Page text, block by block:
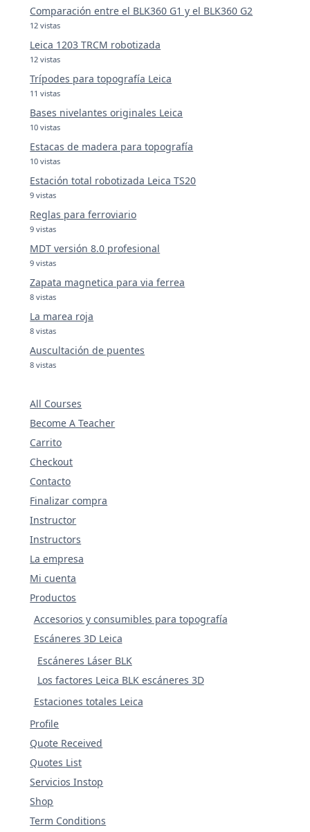
Comparación entre el BLK360 G1 y el BLK360 G2
12 vistas
Leica 1203 TRCM robotizada
12 vistas
Trípodes para topografía Leica
11 vistas
Bases nivelantes originales Leica
10 vistas
Estacas de madera para topografía
10 vistas
Estación total robotizada Leica TS20
9 vistas
Reglas para ferroviario
9 vistas
MDT versión 8.0 profesional
9 vistas
Zapata magnetica para via ferrea
8 vistas
La marea roja
8 vistas
Auscultación de puentes
8 vistas
All Courses
Become A Teacher
Carrito
Checkout
Contacto
Finalizar compra
Instructor
Instructors
La empresa
Mi cuenta
Productos
Accesorios y consumibles para topografía
Escáneres 3D Leica
Escáneres Láser BLK
Los factores Leica BLK escáneres 3D
Estaciones totales Leica
Profile
Quote Received
Quotes List
Servicios Instop
Shop
Term Conditions